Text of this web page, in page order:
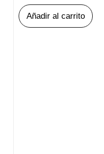
Añadir al carrito